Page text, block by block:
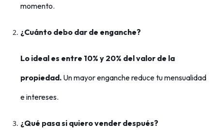
momento.
¿Cuánto debo dar de enganche?
Lo ideal es entre 10% y 20% del valor de la
propiedad. Un mayor enganche reduce tu mensualidad
e intereses.
¿Qué pasa si quiero vender después?